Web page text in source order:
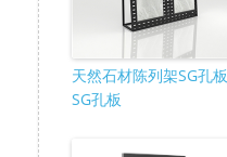
天然石材陈列架SG孔板
SG孔板